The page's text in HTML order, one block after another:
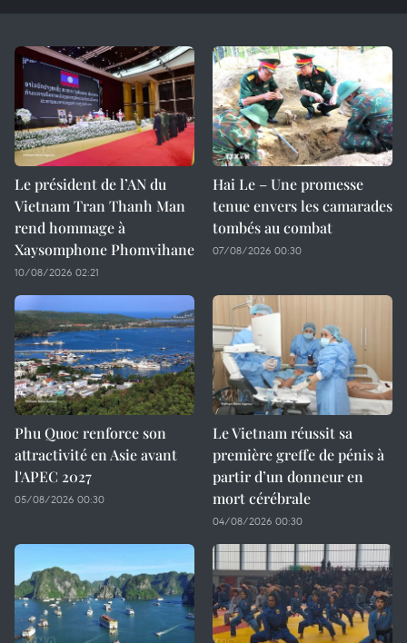
Le président de l’AN du
Vietnam Tran Thanh Man
rend hommage à
Xaysomphone Phomvihane
10/08/2026 02:21
Hai Le – Une promesse
tenue envers les camarades
tombés au combat
07/08/2026 00:30
Phu Quoc renforce son
attractivité en Asie avant
l'APEC 2027
05/08/2026 00:30
Le Vietnam réussit sa
première greffe de pénis à
partir d’un donneur en
mort cérébrale
04/08/2026 00:30